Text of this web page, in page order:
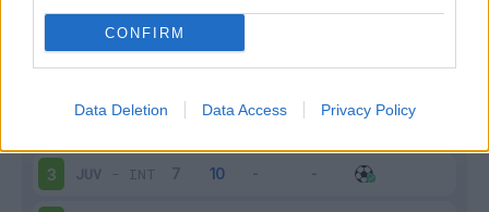
CONFIRM
Data Deletion Data Access Privacy Policy
Voto
3 JUV - INT